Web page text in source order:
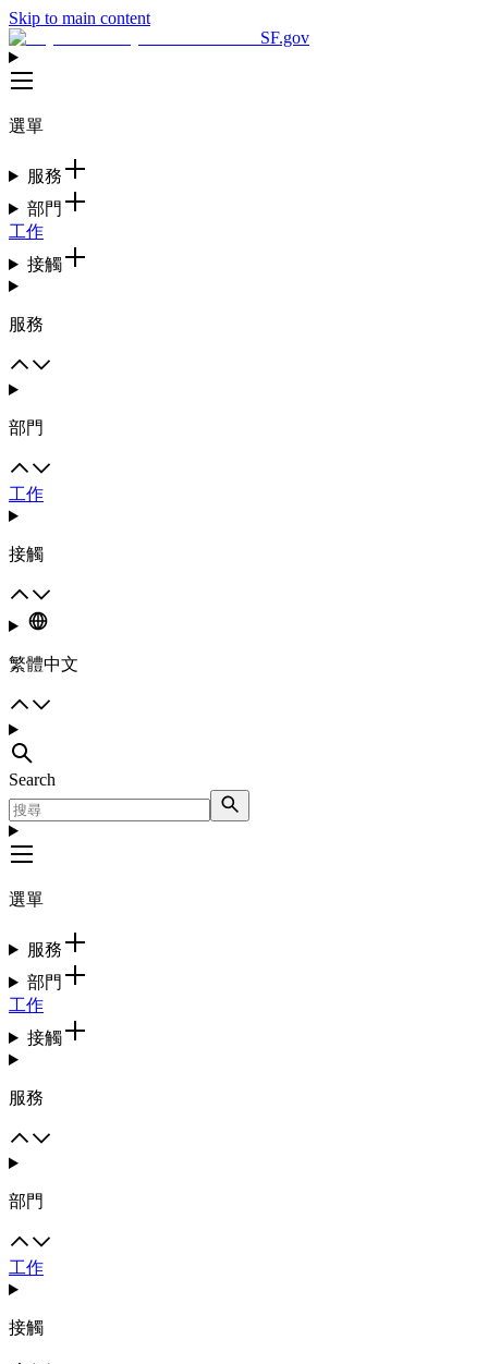
Skip to main content
SF.gov
選單
服務
部門
工作
接觸
服務
部門
工作
接觸
繁體中文
Search
選單
服務
部門
工作
接觸
服務
部門
工作
接觸